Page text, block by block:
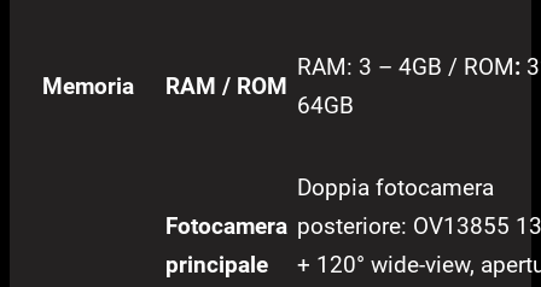
Memoria RAM / ROM
RAM: 3 – 4GB / ROM:
64GB
Fotocamera
principale
Doppia fotocamera
posteriore: OV13855
+ 120° wide-view,